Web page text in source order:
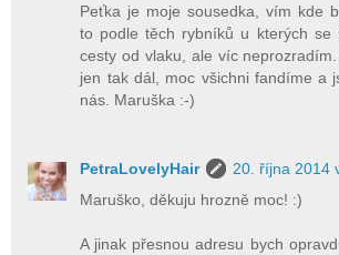
Peťka je moje sousedka, vím kde
to podle těch rybníků u kterých se
cesty od vlaku, ale víc neprozradím.
jen tak dál, moc všichni fandíme a
nás. Maruška :-)
PetraLovelyHair
20. října 2014
Maruško, děkuju hrozně moc! :)
A jinak přesnou adresu bych